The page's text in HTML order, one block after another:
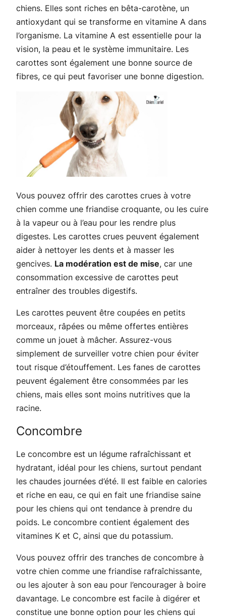
chiens. Elles sont riches en bêta-carotène, un
antioxydant qui se transforme en vitamine A dans
l’organisme. La vitamine A est essentielle pour la
vision, la peau et le système immunitaire. Les
carottes sont également une bonne source de
fibres, ce qui peut favoriser une bonne digestion.
Vous pouvez offrir des carottes crues à votre
chien comme une friandise croquante, ou les cuire
à la vapeur ou à l’eau pour les rendre plus
digestes. Les carottes crues peuvent également
aider à nettoyer les dents et à masser les
gencives. La modération est de mise, car une
consommation excessive de carottes peut
entraîner des troubles digestifs.
Les carottes peuvent être coupées en petits
morceaux, râpées ou même offertes entières
comme un jouet à mâcher. Assurez-vous
simplement de surveiller votre chien pour éviter
tout risque d’étouffement. Les fanes de carottes
peuvent également être consommées par les
chiens, mais elles sont moins nutritives que la
racine.
Concombre
Le concombre est un légume rafraîchissant et
hydratant, idéal pour les chiens, surtout pendant
les chaudes journées d’été. Il est faible en calories
et riche en eau, ce qui en fait une friandise saine
pour les chiens qui ont tendance à prendre du
poids. Le concombre contient également des
vitamines K et C, ainsi que du potassium.
Vous pouvez offrir des tranches de concombre à
votre chien comme une friandise rafraîchissante,
ou les ajouter à son eau pour l’encourager à boire
davantage. Le concombre est facile à digérer et
constitue une bonne option pour les chiens qui